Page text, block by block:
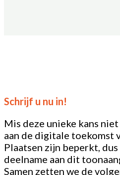
Schrijf u nu in!
Mis deze unieke kans
aan de digitale toekomst
Plaatsen zijn beperkt,
deelname aan dit
Samen zetten we de